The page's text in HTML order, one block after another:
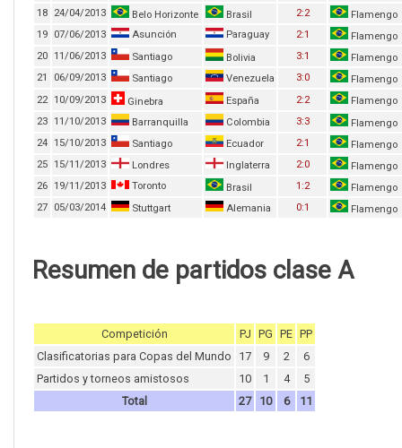
18
24/04/2013 Belo Horizonte Brasil 2:2
Flamengo
19
07/06/2013 Asunción Paraguay 2:1
Flamengo
20 11/06/2013 Santiago Bolivia 3:1
Flamengo
21
06/09/2013 Santiago Venezuela 3:0
Flamengo
22 10/09/2013 Ginebra España 2:2
Flamengo
23 11/10/2013 Barranquilla Colombia 3:3
Flamengo
24 15/10/2013 Santiago Ecuador 2:1
Flamengo
25 15/11/2013 Londres Inglaterra 2:0
Flamengo
26 19/11/2013 Toronto Brasil 1:2
Flamengo
27
05/03/2014 Stuttgart Alemania 0:1 Flamengo
Resumen de partidos clase A
Competición PJ PG PE PP
Clasificatorias para Copas del Mundo
17 9 2
6
Partidos y torneos amistosos
10 1 4
5
Total
27 10 6 11